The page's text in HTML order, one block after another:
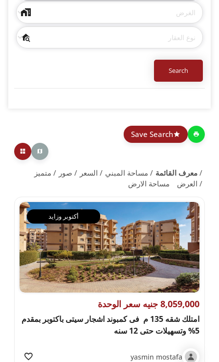
Save Search
معرف القائمة مساحة المبني السعر صور
متميز
العرض
مساحة الارض
أكتوبر وزايد
8,059,000 جنيه سعر الوحدة
امتلك شقه 135 م فى كمبوند اشجار سيتى باكتوبر بمقدم
5% وتسهيلات حتى 12 سنه
yasmin mostafa